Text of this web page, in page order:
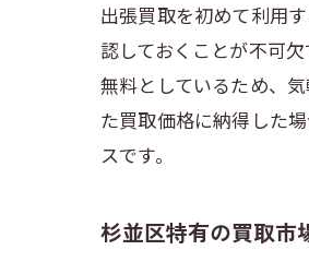
出張買取を初めて利用
認しておくことが不可
無料としているため、
た買取価格に納得した
スです。
杉並区特有の買取市